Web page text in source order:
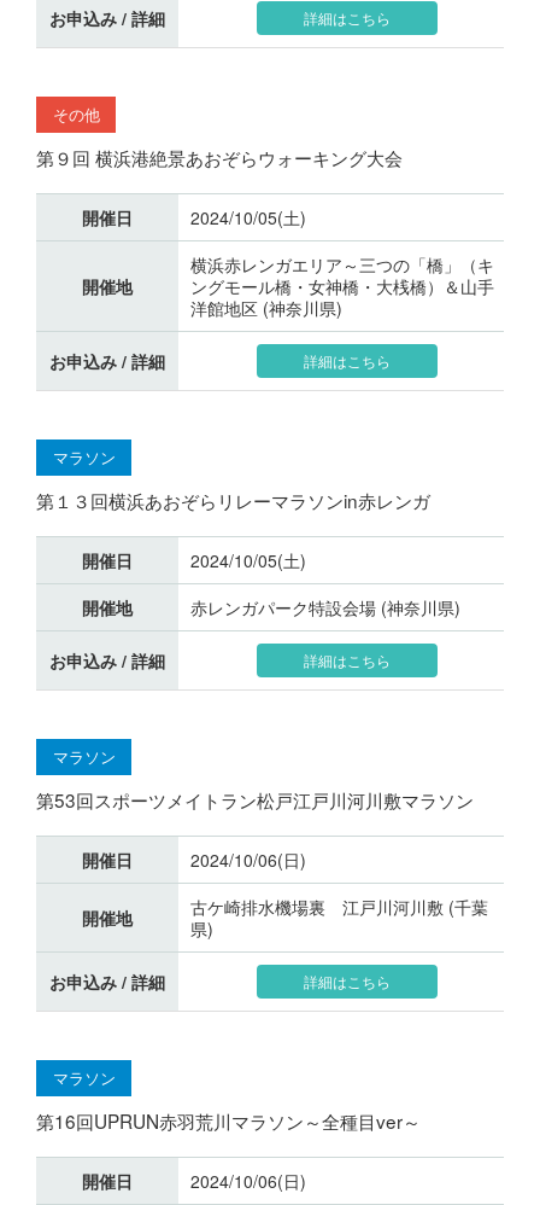
お申込み / 詳細 詳細はこちら
その他
第９回 横浜港絶景あおぞらウォーキング大会
開催日 2024/10/05(土)
開催地
横浜赤レンガエリア～三つの「橋」（キ
ングモール橋・女神橋・大桟橋）＆山手
洋館地区 (神奈川県)
お申込み / 詳細 詳細はこちら
マラソン
第１３回横浜あおぞらリレーマラソンin赤レンガ
開催日
2024/10/05(土)
開催地
赤レンガパーク特設会場 (神奈川県)
お申込み / 詳細 詳細はこちら
マラソン
第53回スポーツメイトラン松戸江戸川河川敷マラソン
開催日 2024/10/06(日)
開催地
古ケ崎排水機場裏 江戸川河川敷 (千葉
県)
お申込み / 詳細 詳細はこちら
マラソン
第16回UPRUN赤羽荒川マラソン～全種目ver～
開催日 2024/10/06(日)